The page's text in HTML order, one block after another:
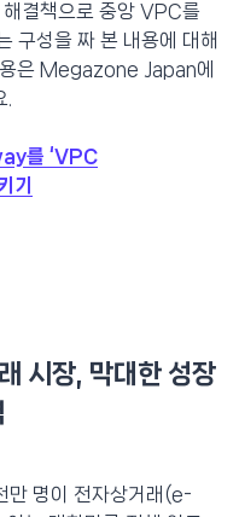
해결책으로 중앙 VPC를
구성을 짜 본 내용에 대해
은 Megazone Japan에
를 ‘VPC
기
시장, 막대한 성장
만 명이 전자상거래(e-